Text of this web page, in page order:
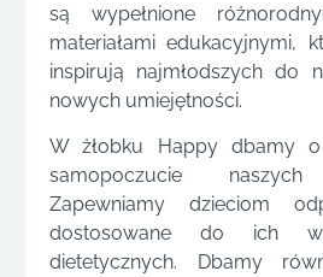
są wypełnione
materiałami edukacyjnymi,
inspirują najmłodszych do
nowych umiejętności.
W żłobku Happy dbamy
samopoczucie naszych
Zapewniamy dzieciom
dostosowane do ich
dietetycznych. Dbamy